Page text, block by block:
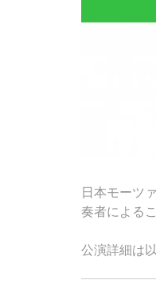
日本モーツ
奏者による
公演詳細は